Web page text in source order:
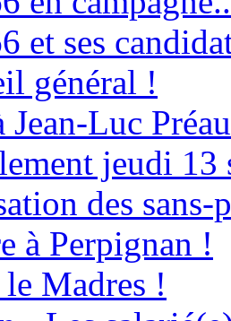
et ses
général !
Jean-Luc
jeudi 13
des
à Perpignan !
Madres !